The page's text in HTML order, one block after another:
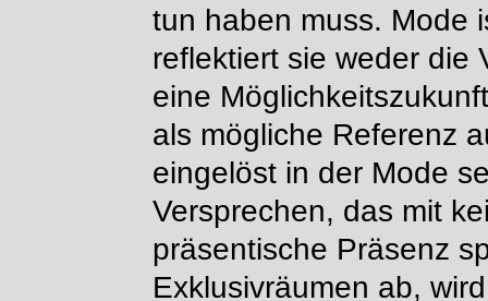
tun haben muss. Mode
reflektiert sie weder die
eine
als mögliche Referenz
eingelöst in der Mode
Versprechen, das mit
präsentische Präsenz
Exklusivräumen ab,